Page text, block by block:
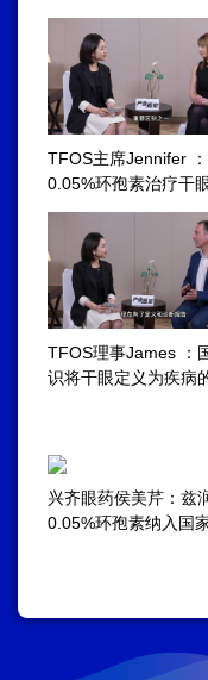
TFOS主席Jennifer ：
0.05%环孢素治疗干眼
势
TFOS理事James ：
识将干眼定义为疾病
兴齐眼药侯美芹：兹
0.05%环孢素纳入国家